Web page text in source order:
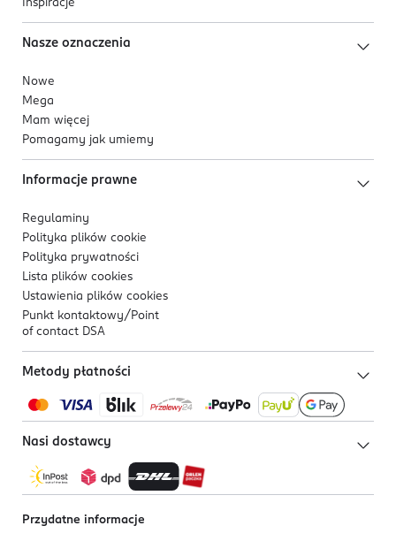
Inspiracje
Nasze oznaczenia
Nowe
Mega
Mam więcej
Pomagamy jak umiemy
Informacje prawne
Regulaminy
Polityka plików cookie
Polityka prywatności
Lista plików cookies
Ustawienia plików cookies
Punkt kontaktowy/ Point
of contact DSA
Metody płatności
Nasi dostawcy
Przydatne informacje